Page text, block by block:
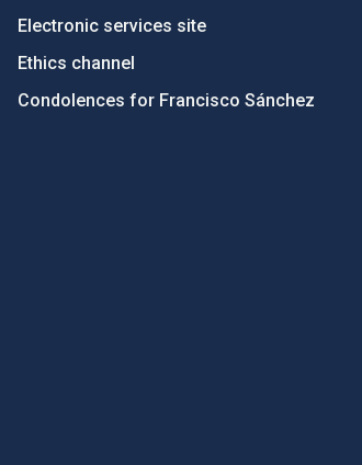
Electronic services site
Ethics channel
Condolences for Francisco Sánchez